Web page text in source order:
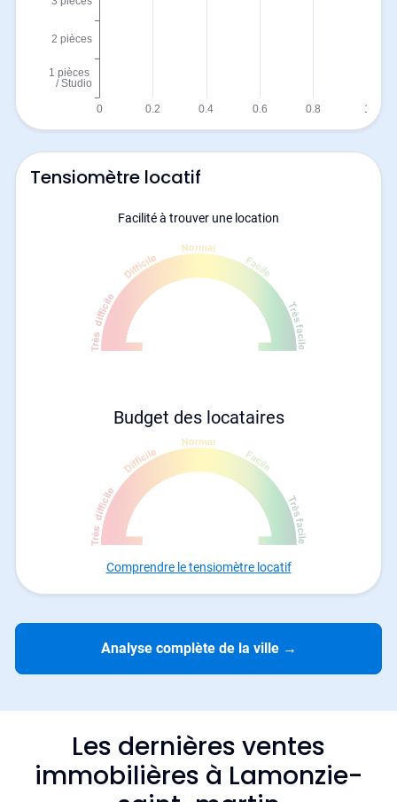
Tensiomètre locatif
Facilité à trouver une location
Budget des locataires
Comprendre le tensiomètre locatif
Analyse complète de la ville →
Les dernières ventes
immobilières à Lamonzie-